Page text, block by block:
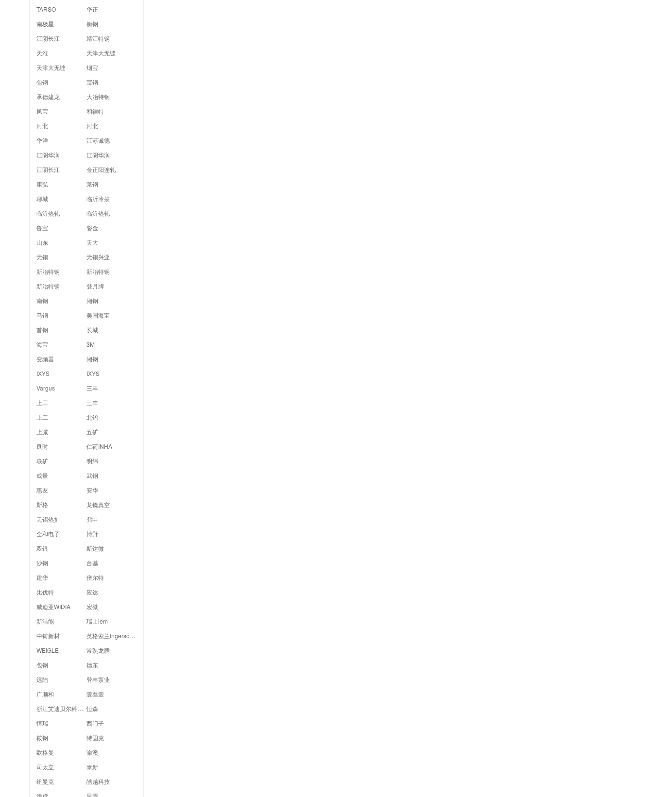
TARSO
华正
南极星
衡钢
江阴长江
靖江特钢
天淮
天津大无缝
天津大无缝
烟宝
包钢
宝钢
承德建龙
大冶特钢
凤宝
和律特
河北
河北
华洋
江苏诚德
江阴华润
江阴华润
江阴长江
金正阳连轧
康弘
莱钢
聊城
临沂冷拔
临沂热轧
临沂热轧
鲁宝
磐金
山东
天大
无锡
无锡兴亚
新冶特钢
新冶特钢
新冶特钢
登月牌
南钢
湘钢
马钢
美国海宝
首钢
长城
海宝
3M
变频器
湘钢
IXYS
IXYS
Vargus
三丰
上工
三丰
上工
北钨
上减
五矿
良时
仁荷INHA
联矿
明纬
成量
武钢
惠友
安华
斯格
龙镜真空
无锡热扩
弗申
全和电子
博野
双银
斯达微
沙钢
台基
建华
倍尔特
比优特
应达
威迪亚WIDIA
宏微
新洁能
瑞士lem
中铸新材
英格索兰Ingersoll Rand
WEIGLE
常熟龙腾
包钢
德东
远陆
登丰泵业
广顺和
壹叁壹
浙江艾迪贝尔科技有限公司 恒森
恒瑞
西门子
鞍钢
特固克
欧格曼
渝澳
司太立
泰新
纽曼克
皓越科技